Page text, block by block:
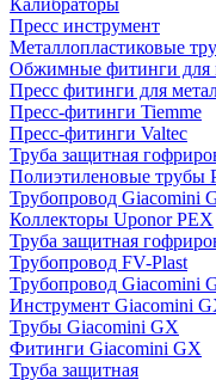
Пресс инструмент
Металлопластиковые
Обжимные фитинги для
Пресс фитинги для
Пресс-фитинги Tiemme
Пресс-фитинги Valtec
Труба защитная
Полиэтиленовые трубы
Трубопровод Giacomini
Коллекторы Uponor PEX
Труба защитная
Трубопровод FV-Plast
Трубопровод Giacomini
Инструмент Giacomini
Трубы Giacomini GX
Фитинги Giacomini GX
Труба защитная